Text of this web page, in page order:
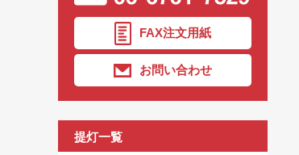
FAX注文用紙
お問い合わせ
提灯一覧